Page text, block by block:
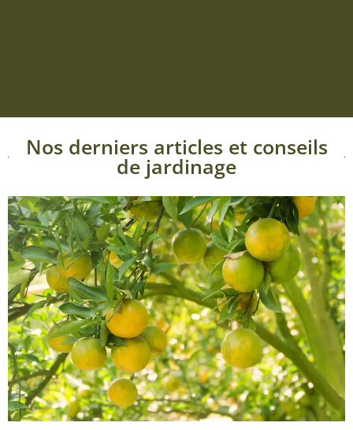
Nos derniers articles et conseils
de jardinage